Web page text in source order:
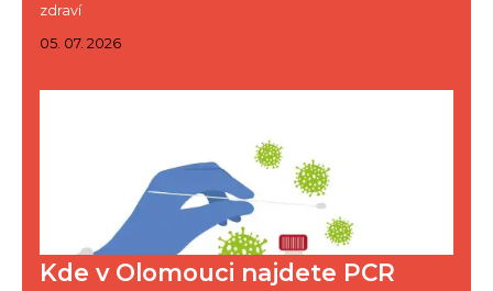
zdraví
05. 07. 2026
Kde v Olomouci najdete PCR